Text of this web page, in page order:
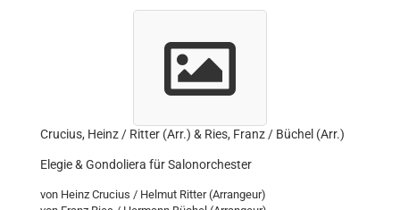
Crucius, Heinz / Ritter (Arr.) & Ries, Franz / Büchel (Arr.)
Elegie & Gondoliera für Salonorchester
von Heinz Crucius / Helmut Ritter (Arrangeur)